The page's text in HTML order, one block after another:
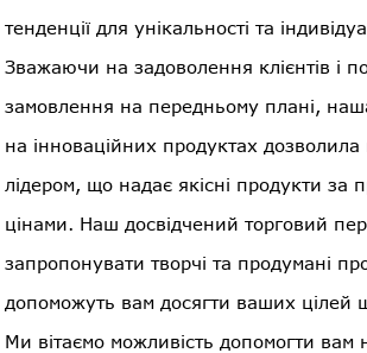
тенденції для унікальності та
Зважаючи на задоволення клієнтів і
замовлення на передньому плані,
на інноваційних продуктах дозволила
лідером, що надає якісні продукти за
цінами. Наш досвідчений торговий
запропонувати творчі та продумані
допоможуть вам досягти ваших цілей
Ми вітаємо можливість допомогти вам